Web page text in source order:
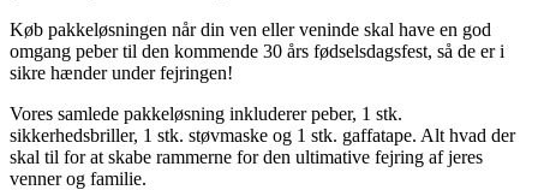
Køb pakkeløsningen når din ven eller veninde skal have en god
omgang peber til den kommende 30 års fødselsdagsfest, så de er i
sikre hænder under fejringen!
Vores samlede pakkeløsning inkluderer peber, 1 stk.
sikkerhedsbriller, 1 stk. støvmaske og 1 stk. gaffatape. Alt hvad der
skal til for at skabe rammerne for den ultimative fejring af jeres
venner og familie.